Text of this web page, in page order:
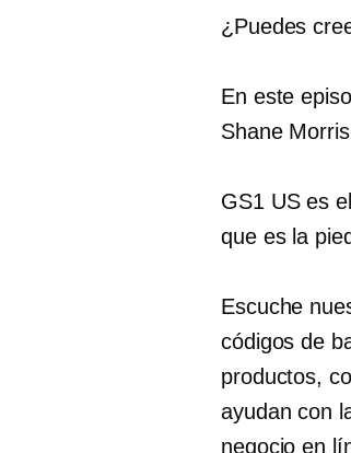
¿Puedes
En este
Shane
GS1 US es
que es la
Escuche
códigos de
productos,
ayudan con
negocio en